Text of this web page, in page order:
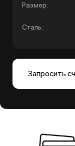
Размер:
Сталь:
Запросить